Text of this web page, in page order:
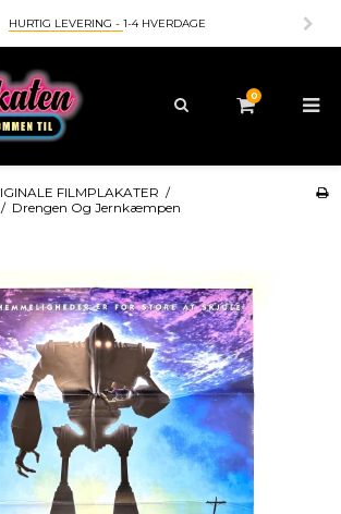
HURTIG LEVERING - 1-4 HVERDAGE
0
FILMPLAKATER /
/ Drengen Og Jernkæmpen